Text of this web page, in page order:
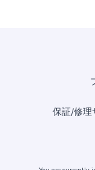
保証/修理